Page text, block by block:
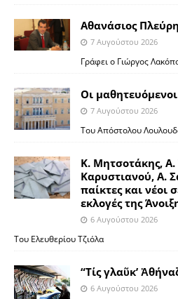
Αθανάσιος
7 Αυγούστου 2026
Γράφει ο Γιώργος
Οι
7 Αυγούστου 2026
Του Απόστολου
Κ. Μητσοτάκης,
Καρυστιανού, Α.
παίκτες και νέοι
εκλογές της
6 Αυγούστου 2026
Του Ελευθερίου Τζιόλα
“Τίς γλαῦκ’
6 Αυγούστου 2026